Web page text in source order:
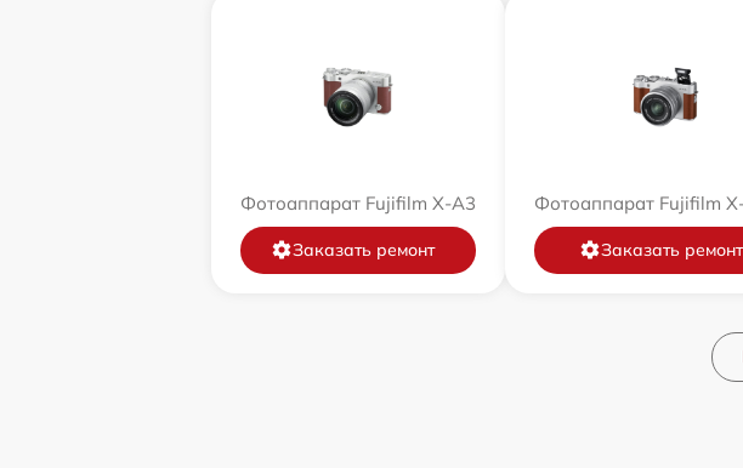
Фотоаппарат Fujifilm X-A3
Заказать ремонт
Фотоаппарат Fujifilm
Заказать ремонт